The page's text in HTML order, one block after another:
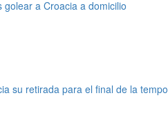
a Croacia a domicilio
su retirada para el final de la